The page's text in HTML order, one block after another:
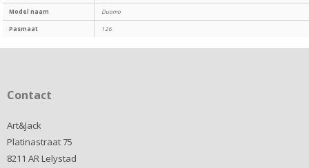
Model naam Duomo
Pasmaat 126
Contact
Art&Jack
Platinastraat 75
8211 AR Lelystad